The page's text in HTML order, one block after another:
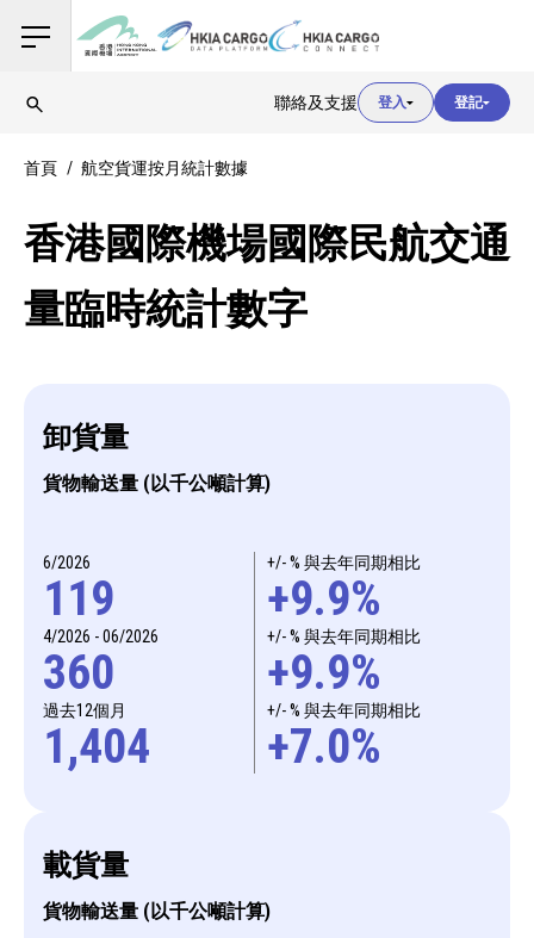
聯絡及支援 登入
用戶登入
用戶登入
用戶登入
登記
首頁 航空貨運按月統計數據
香港國際機場國際民航交通
量臨時統計數字
卸貨量
貨物輸送量 (以千公噸計算)
6/2026
119
+/- % 與去年同期相比
+9.9%
4/2026 - 06/2026
360
+/- % 與去年同期相比
+9.9%
過去12個月
1,404
+/- % 與去年同期相比
+7.0%
載貨量
貨物輸送量 (以千公噸計算)